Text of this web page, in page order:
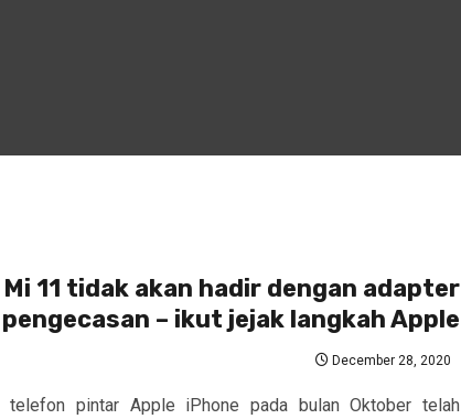
11 tidak akan hadir dengan adapter
pengecasan – ikut jejak langkah Apple
December 28, 2020
telefon pintar Apple iPhone pada bulan Oktober telah